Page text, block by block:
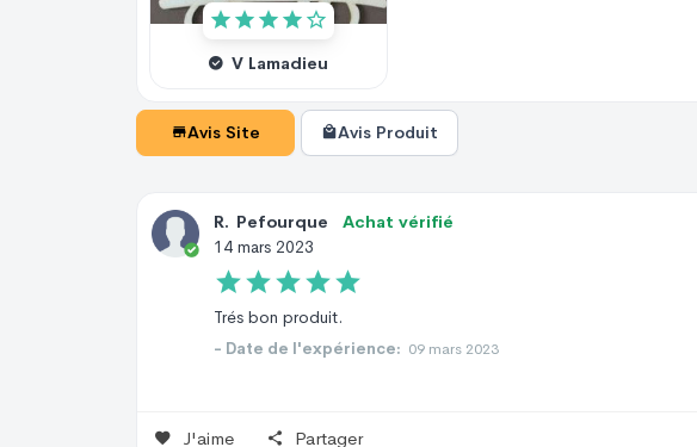
V Lamadieu
Avis Site Avis Produit
R. Pefourque
Achat vérifié
14 mars 2023
Trés bon produit.
- Date de l'expérience: 09 mars 2023
J'aime Partager